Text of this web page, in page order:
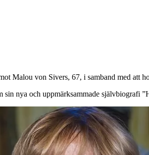
Malou von Sivers, 67, i samband med att
nya och uppmärksammade självbiografi